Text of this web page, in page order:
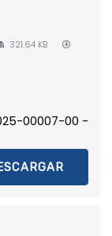
321.64 KB
00007-00 -